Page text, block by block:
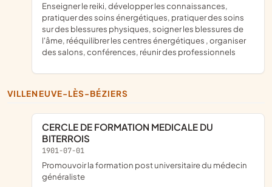
enseigner le reiki, développer les connaissances,
pratiquer des soins énergétiques, pratiquer des soins
sur des blessures physiques, soigner les blessures de
l'âme, rééquilibrer les centres énergétiques , organiser
des salons, conférences, réunir des professionnels
VILLENEUVE-LÈS-BÉZIERS
CERCLE DE FORMATION MEDICALE DU
BITERROIS
1901-07-01
promouvoir la formation post universitaire du médecin
généraliste